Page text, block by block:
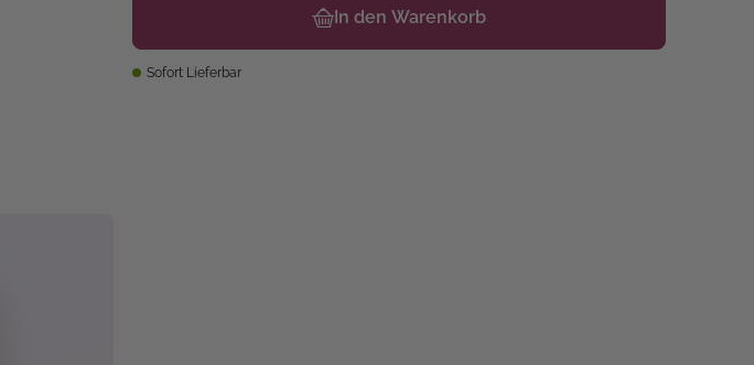
In den Warenkorb
Sofort Lieferbar